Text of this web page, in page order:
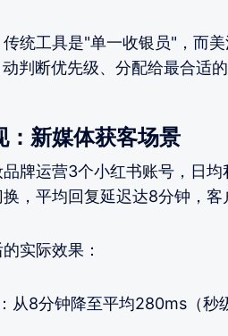
传统工具是"单一收银员"，而
判断优先级、分配给最合适
：新媒体获客场景
牌运营3个小红书账号，日
，平均回复延迟达8分钟，客
实际效果：
从8分钟降至平均280ms（